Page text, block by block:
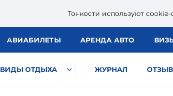
Тонкости используют
АВИАБИЛЕТЫ АРЕНДА АВТО
ВИДЫ ОТДЫХА ЖУРНАЛ